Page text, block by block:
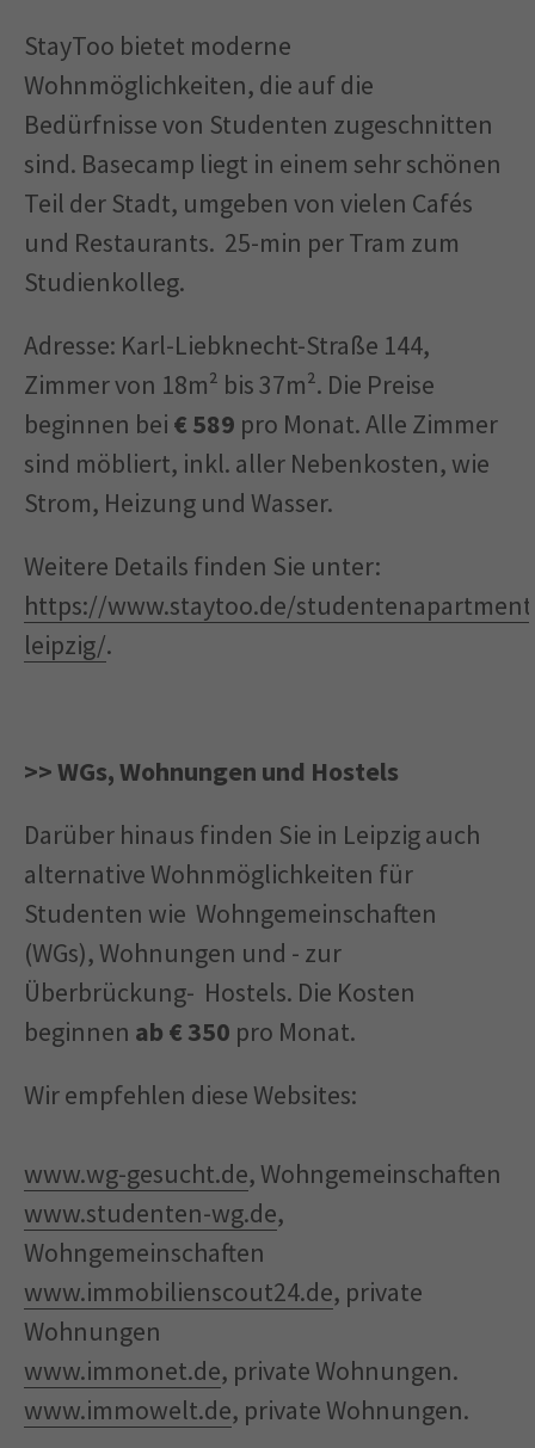
StayToo bietet moderne
Wohnmöglichkeiten, die auf die
Bedürfnisse von Studenten zugeschnitten
sind. Basecamp liegt in einem sehr schönen
Teil der Stadt, umgeben von vielen Cafés
und Restaurants. 25-min per Tram zum
Studienkolleg.
Adresse: Karl-Liebknecht-Straße 144,
Zimmer von 18m² bis 37m². Die Preise
beginnen bei € 589 pro Monat. Alle Zimmer
sind möbliert, inkl. aller Nebenkosten, wie
Strom, Heizung und Wasser.
Weitere Details finden Sie unter:
https://www.staytoo.de/
leipzig/.
>> WGs, Wohnungen und Hostels
Darüber hinaus finden Sie in Leipzig auch
alternative Wohnmöglichkeiten für
Studenten wie Wohngemeinschaften
(WGs), Wohnungen und - zur
Überbrückung- Hostels. Die Kosten
beginnen ab € 350 pro Monat.
Wir empfehlen diese Websites:
www.wg-gesucht.de, Wohngemeinschaften
www.studenten-wg.de,
Wohngemeinschaften
www.immobilienscout24.de, private
Wohnungen
www.immonet.de, private Wohnungen.
www.immowelt.de, private Wohnungen.